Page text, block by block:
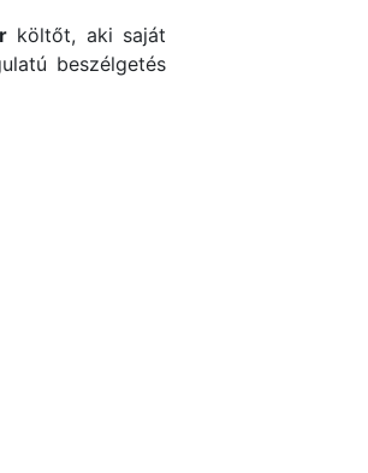
költőt, aki saját
beszélgetés